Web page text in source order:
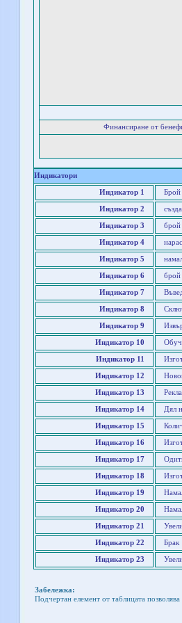
Финансиране от
Индикатори
Индикатор 1 Брой
Индикатор 2
Индикатор 3 брой
Индикатор 4
Индикатор 5
Индикатор 6 брой
Индикатор 7
Индикатор 8
Индикатор 9
Индикатор 10
Индикатор 11
Индикатор 12
Индикатор 13
Индикатор 14 Дял
Индикатор 15
Индикатор 16
Индикатор 17
Индикатор 18
Индикатор 19
Индикатор 20
Индикатор 21
Индикатор 22 Брак
Индикатор 23
Забележка:
Подчертан елемент от таблицата